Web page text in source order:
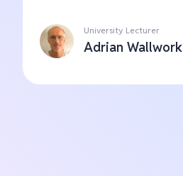
University Lecturer
Adrian Wallwork